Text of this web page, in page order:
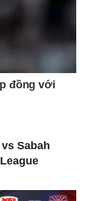
Sabah